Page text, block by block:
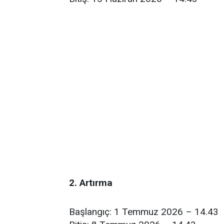
2. Artırma
Başlangıç: 1 Temmuz 2026 – 14.43